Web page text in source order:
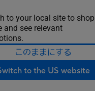
to your local site to shop
and see relevant
このままにする
to the US website
を手に入れよう